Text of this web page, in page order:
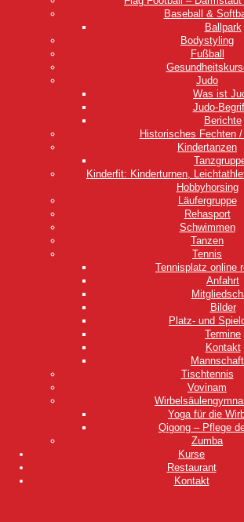
Baseball &
Ballpark
Bodystyling
Fußball
Judo
Was ist
Judo-
Berichte
Historisches Fechten
Kindertanzen
Kinderfit: Kinderturnen,
Hobbyhorsing
Läufergruppe
Rehasport
Schwimmen
Tanzen
Tennis
Tennisplatz online
Anfahrt
Bilder
Platz- und
Termine
Kontakt
Tischtennis
Vovinam
Yoga für die
Qigong – Pflege
Zumba
Kurse
Restaurant
Kontakt